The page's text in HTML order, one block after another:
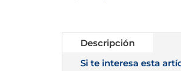
Descripción
Si te interesa esta